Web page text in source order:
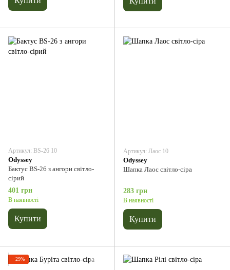
Артикул: BS-26 10
Odyssey
Бактус BS-26 з ангори світло-
сірий
401 грн
В наявності
Купити
Артикул: Лаос 10
Odyssey
Шапка Лаос світло-сіра
283 грн
В наявності
Купити
−29%